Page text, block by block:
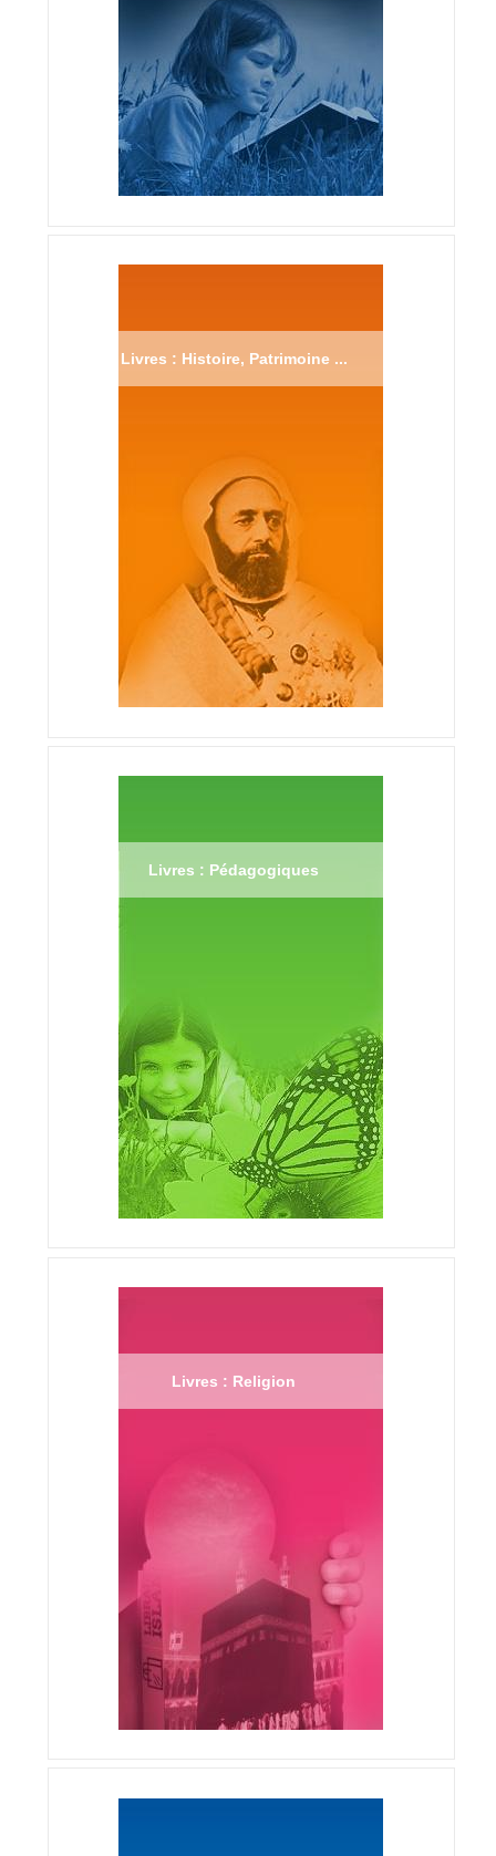
Livres : Histoire, Patrimoine ...
Livres : Pédagogiques
Livres : Religion